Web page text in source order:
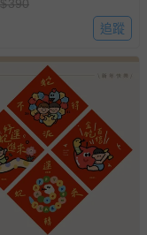
完好，若商品遇瑕疵
：退貨的辦理流程。
購物流程、付款方
品運送方式等有疑
貨即會通知媽咪並協
導致無法安排出貨，
，並將提供適當補
$390
追蹤